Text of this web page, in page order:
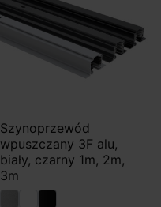
Szynoprzewód
wpuszczany 3F alu,
biały, czarny 1m, 2m,
3m